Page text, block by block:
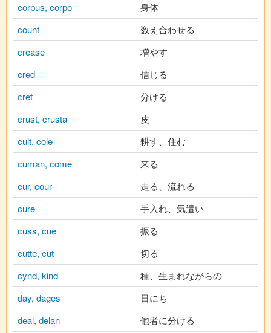
corpus, corpo
身体
count
数え合わせる
crease
増やす
cred
信じる
cret
分ける
crust, crusta
皮
cult, cole
耕す、住む
cuman, come
来る
cur, cour
走る、流れる
cure
手入れ、気遣い
cuss, cue
振る
cutte, cut
切る
cynd, kind
種、生まれながらの
day, dages
日にち
deal, delan
他者に分ける